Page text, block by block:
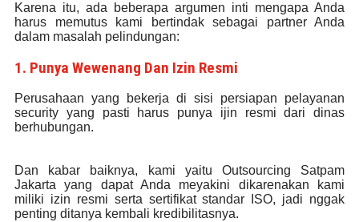
Karena itu, ada beberapa argumen inti mengapa Anda
harus memutus kami bertindak sebagai partner Anda
dalam masalah pelindungan:
1. Punya Wewenang Dan Izin Resmi
Perusahaan yang bekerja di sisi persiapan pelayanan
security yang pasti harus punya ijin resmi dari dinas
berhubungan.
Dan kabar baiknya, kami yaitu Outsourcing Satpam
Jakarta yang dapat Anda meyakini dikarenakan kami
miliki izin resmi serta sertifikat standar ISO, jadi nggak
penting ditanya kembali kredibilitasnya.